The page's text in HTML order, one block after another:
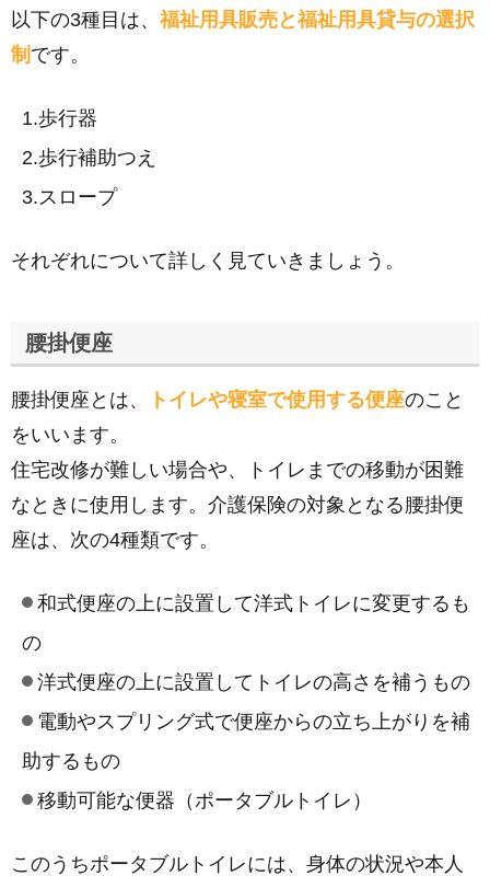
以下の3種目は、 福祉用具販売と福祉用具貸与の選択
制 です。
歩行器
歩行補助つえ
スロープ
それぞれについて詳しく見ていきましょう。
腰掛便座
腰掛便座とは、 トイレや寝室で使用する便座のこと
をいいます。
住宅改修が難しい場合や、トイレまでの移動が困難
なときに使用します。介護保険の対象となる腰掛便
座は、次の4種類です。
​和式便座の上に設置して洋式トイレに変更するも
の
洋式便座の上に設置してトイレの高さを補うもの
電動やスプリング式で便座からの立ち上がりを補
助するもの
移動可能な便器（ポータブルトイレ）
このうちポータブルトイレには、身体の状況や本人